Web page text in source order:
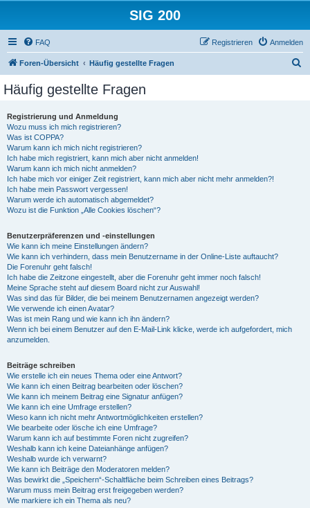
SIG 200
FAQ Anmelden
Registrieren
Foren-Übersicht Häufig gestellte Fragen
Häufig gestellte Fragen
Registrierung und Anmeldung
Wozu muss ich mich registrieren?
Was ist COPPA?
Warum kann ich mich nicht registrieren?
Ich habe mich registriert, kann mich aber nicht anmelden!
Warum kann ich mich nicht anmelden?
Ich habe mich vor einiger Zeit registriert, kann mich aber nicht mehr anmelden?!
Ich habe mein Passwort vergessen!
Warum werde ich automatisch abgemeldet?
Wozu ist die Funktion „Alle Cookies löschen“?
Benutzerpräferenzen und -einstellungen
Wie kann ich meine Einstellungen ändern?
Wie kann ich verhindern, dass mein Benutzername in der Online-Liste auftaucht?
Die Forenuhr geht falsch!
Ich habe die Zeitzone eingestellt, aber die Forenuhr geht immer noch falsch!
Meine Sprache steht auf diesem Board nicht zur Auswahl!
Was sind das für Bilder, die bei meinem Benutzernamen angezeigt werden?
Wie verwende ich einen Avatar?
Was ist mein Rang und wie kann ich ihn ändern?
Wenn ich bei einem Benutzer auf den E-Mail-Link klicke, werde ich aufgefordert, mich
anzumelden.
Beiträge schreiben
Wie erstelle ich ein neues Thema oder eine Antwort?
Wie kann ich einen Beitrag bearbeiten oder löschen?
Wie kann ich meinem Beitrag eine Signatur anfügen?
Wie kann ich eine Umfrage erstellen?
Wieso kann ich nicht mehr Antwortmöglichkeiten erstellen?
Wie bearbeite oder lösche ich eine Umfrage?
Warum kann ich auf bestimmte Foren nicht zugreifen?
Weshalb kann ich keine Dateianhänge anfügen?
Weshalb wurde ich verwarnt?
Wie kann ich Beiträge den Moderatoren melden?
Was bewirkt die „Speichern“-Schaltfläche beim Schreiben eines Beitrags?
Warum muss mein Beitrag erst freigegeben werden?
Wie markiere ich ein Thema als neu?